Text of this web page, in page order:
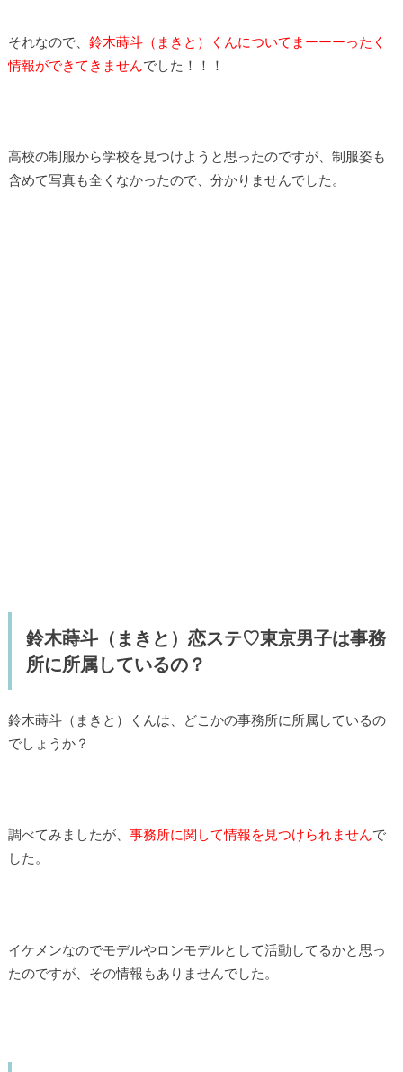
それなので、 鈴木蒔斗（まきと）くんについてまーーーったく
情報ができてきませんでした！！！
高校の制服から学校を見つけようと思ったのですが、制服姿も
含めて写真も全くなかったので、分かりませんでした。
鈴木蒔斗（まきと）恋ステ♡東京男子は事務
所に所属しているの？
鈴木蒔斗（まきと）くんは、どこかの事務所に所属しているの
でしょうか？
調べてみましたが、 事務所に関して情報を見つけられませんで
した。
イケメンなのでモデルやロンモデルとして活動してるかと思っ
たのですが、その情報もありませんでした。